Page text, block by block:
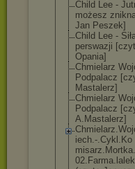
Child Lee -
możesz
Jan Peszek]
Child Lee -
perswazji
Opania]
Chmielarz
Podpalacz
Mastalerz]
Chmielarz
Podpalacz
A.Mastalerz]
iech.-.Cykl.Ko
misarz.Mortka.
02.Farma.lalek